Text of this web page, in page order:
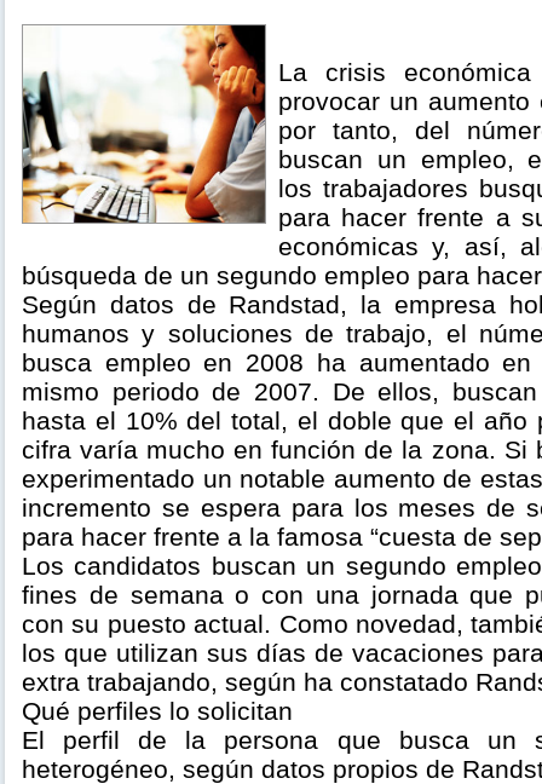
La crisis
provocar un
por tanto, del
buscan un empleo,
los trabajadores
para hacer frente a
económicas y, así,
búsqueda de un segundo empleo para
Según datos de Randstad, la empresa
humanos y soluciones de trabajo, el
busca empleo en 2008 ha aumentado
mismo periodo de 2007. De ellos,
hasta el 10% del total, el doble que el año
cifra varía mucho en función de la zona. Si
experimentado un notable aumento de
incremento se espera para los meses de
para hacer frente a la famosa “cuesta de
Los candidatos buscan un segundo
fines de semana o con una jornada que
con su puesto actual. Como novedad,
los que utilizan sus días de vacaciones
extra trabajando, según ha constatado
Qué perfiles lo solicitan
El perfil de la persona que busca un
heterogéneo, según datos propios de